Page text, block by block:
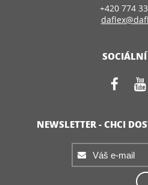
+420 774
SOCIÁLNÍ
NEWSLETTER - CHCI